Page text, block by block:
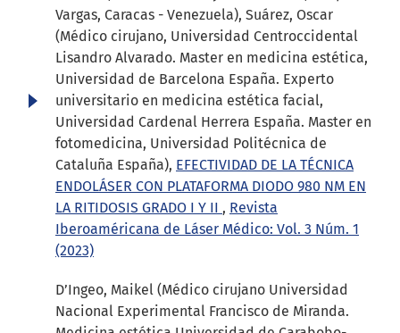
Vargas, Caracas - Venezuela), Suárez, Oscar
(Médico cirujano, Universidad Centroccidental
Lisandro Alvarado. Master en medicina estética,
Universidad de Barcelona España. Experto
universitario en medicina estética facial,
Universidad Cardenal Herrera España. Master en
fotomedicina, Universidad Politécnica de
Cataluña España), EFECTIVIDAD DE LA TÉCNICA
ENDOLÁSER CON PLATAFORMA DIODO 980 NM EN
LA RITIDOSIS GRADO I Y II , Revista
Iberoaméricana de Láser Médico: Vol. 3 Núm. 1
(2023)
D’Ingeo, Maikel (Médico cirujano Universidad
Nacional Experimental Francisco de Miranda.